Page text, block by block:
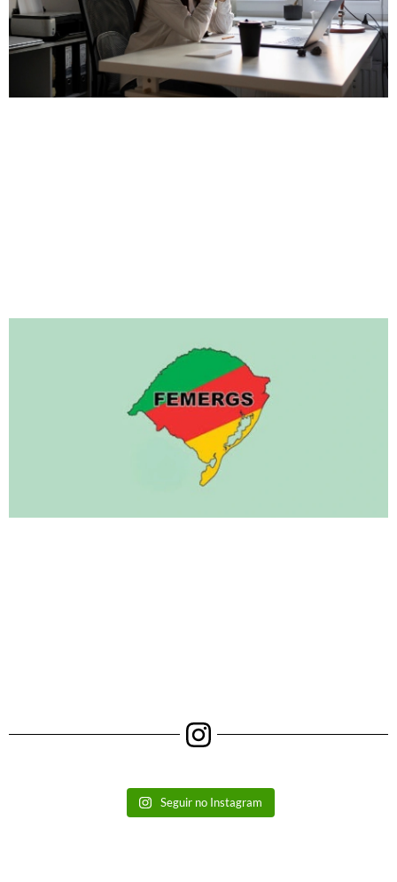
Seguir no Instagram